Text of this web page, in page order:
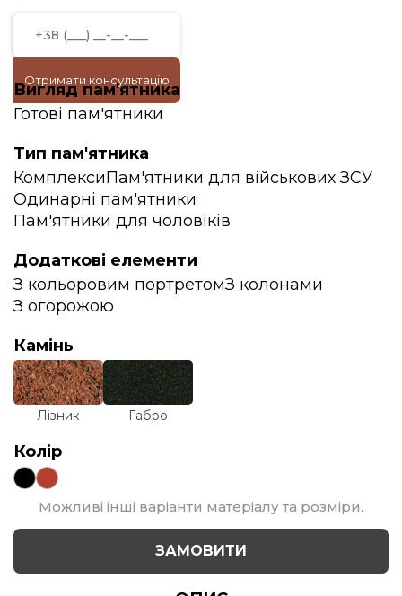
Отримати консультацію
Вигляд пам'ятника
Готові пам'ятники
Тип пам'ятника
КомплексиПам'ятники для військових ЗСУ
Одинарні пам'ятники
Пам'ятники для чоловіків
Додаткові елементи
З кольоровим портретомЗ колонами
З огорожою
Камінь
Лізник Габро
Колір
Можливі інші варіанти матеріалу та розміри.
ЗАМОВИТИ